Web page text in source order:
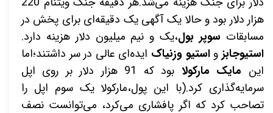
هزار دلار بود و حالا یک آگهی یک دقیقه‌ای برای پخش در
مسابقات سوپر بول،یک و نیم میلیون دلار هزینه دارد.
استیوجابز واستیو وزنیاک ایده‌ای عالی در سر داشتند؛اما
این مایک مارکولا
بود که 91 هزار دلار بر روی اپل
سرمایه‌گذاری کرد.(با این پول،مارکولا یک سوم اپل را
تصاحب کرد که اگر پافشاری می‌کرد، می‌توانست نصف